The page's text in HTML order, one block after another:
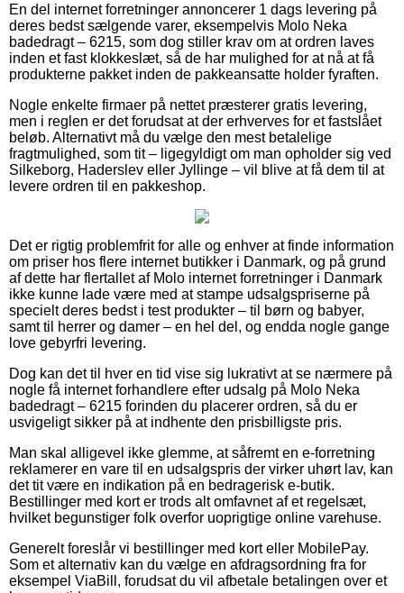
En del internet forretninger annoncerer 1 dags levering på
deres bedst sælgende varer, eksempelvis Molo Neka
badedragt – 6215, som dog stiller krav om at ordren laves
inden et fast klokkeslæt, så de har mulighed for at nå at få
produkterne pakket inden de pakkeansatte holder fyraften.
Nogle enkelte firmaer på nettet præsterer gratis levering,
men i reglen er det forudsat at der erhverves for et fastslået
beløb. Alternativt må du vælge den mest betalelige
fragtmulighed, som tit – ligegyldigt om man opholder sig ved
Silkeborg, Haderslev eller Jyllinge – vil blive at få dem til at
levere ordren til en pakkeshop.
Det er rigtig problemfrit for alle og enhver at finde information
om priser hos flere internet butikker i Danmark, og på grund
af dette har flertallet af Molo internet forretninger i Danmark
ikke kunne lade være med at stampe udsalgspriserne på
specielt deres bedst i test produkter – til børn og babyer,
samt til herrer og damer – en hel del, og endda nogle gange
love gebyrfri levering.
Dog kan det til hver en tid vise sig lukrativt at se nærmere på
nogle få internet forhandlere efter udsalg på Molo Neka
badedragt – 6215 forinden du placerer ordren, så du er
usvigeligt sikker på at indhente den prisbilligste pris.
Man skal alligevel ikke glemme, at såfremt en e-forretning
reklamerer en vare til en udsalgspris der virker uhørt lav, kan
det tit være en indikation på en bedragerisk e-butik.
Bestillinger med kort er trods alt omfavnet af et regelsæt,
hvilket begunstiger folk overfor uoprigtige online varehuse.
Generelt foreslår vi bestillinger med kort eller MobilePay.
Som et alternativ kan du vælge en afdragsordning fra for
eksempel ViaBill, forudsat du vil afbetale betalingen over et